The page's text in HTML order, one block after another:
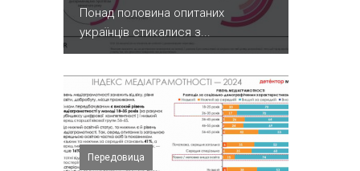
Понад половина опитаних
українців стикалися з...
Передовица